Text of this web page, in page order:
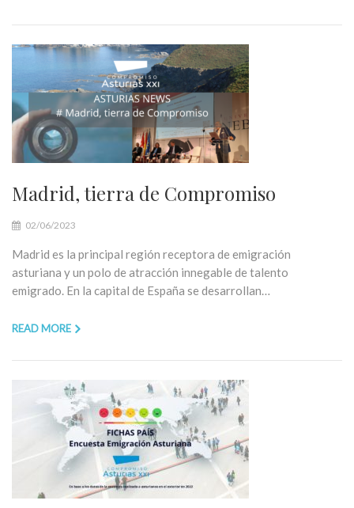
Madrid, tierra de Compromiso
02/06/2023
Madrid es la principal región receptora de emigración
asturiana y un polo de atracción innegable de talento
emigrado. En la capital de España se desarrollan…
READ MORE